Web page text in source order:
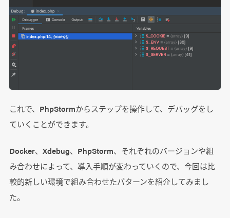
これで、PhpStormからステップを操作して、デバッグをし
ていくことができます。
Docker、Xdebug、PhpStorm、それぞれのバージョンや組
み合わせによって、導入手順が変わっていくので、今回は比
較的新しい環境で組み合わせたパターンを紹介してみまし
た。